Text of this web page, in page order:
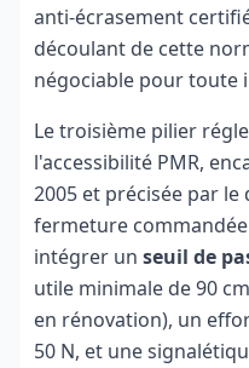
anti-écrasement
découlant de cette
négociable pour toute
Le troisième pilier
l'accessibilité PMR,
2005 et précisée par le
fermeture
intégrer un seuil de
utile minimale de 90
en rénovation), un
50 N, et une